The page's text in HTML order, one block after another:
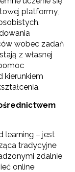
platformy,
wobec zadań
z własnej
kierunkiem
learning – jest
tradycyjne
zdalnie
online
danych